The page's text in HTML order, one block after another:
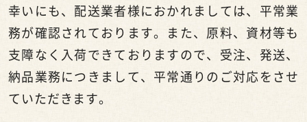
幸いにも、配送業者様におかれましては、平常業
務が確認されております。また、原料、資材等も
支障なく入荷できておりますので、受注、発送、
納品業務につきまして、平常通りのご対応をさせ
ていただきます。